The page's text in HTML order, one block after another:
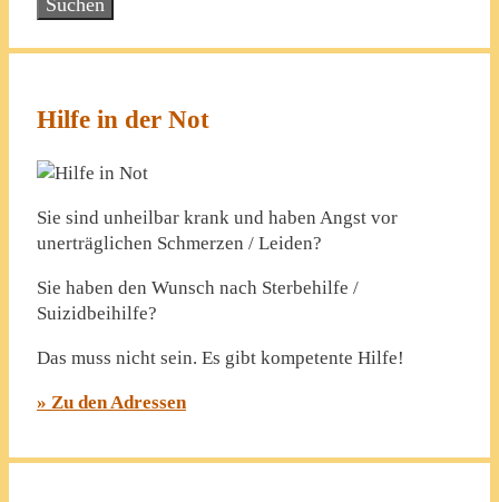
Hilfe in der Not
Sie sind unheilbar krank und haben Angst vor
unerträglichen Schmerzen / Leiden?
Sie haben den Wunsch nach Sterbehilfe /
Suizidbeihilfe?
Das muss nicht sein. Es gibt kompetente Hilfe!
» Zu den Adressen